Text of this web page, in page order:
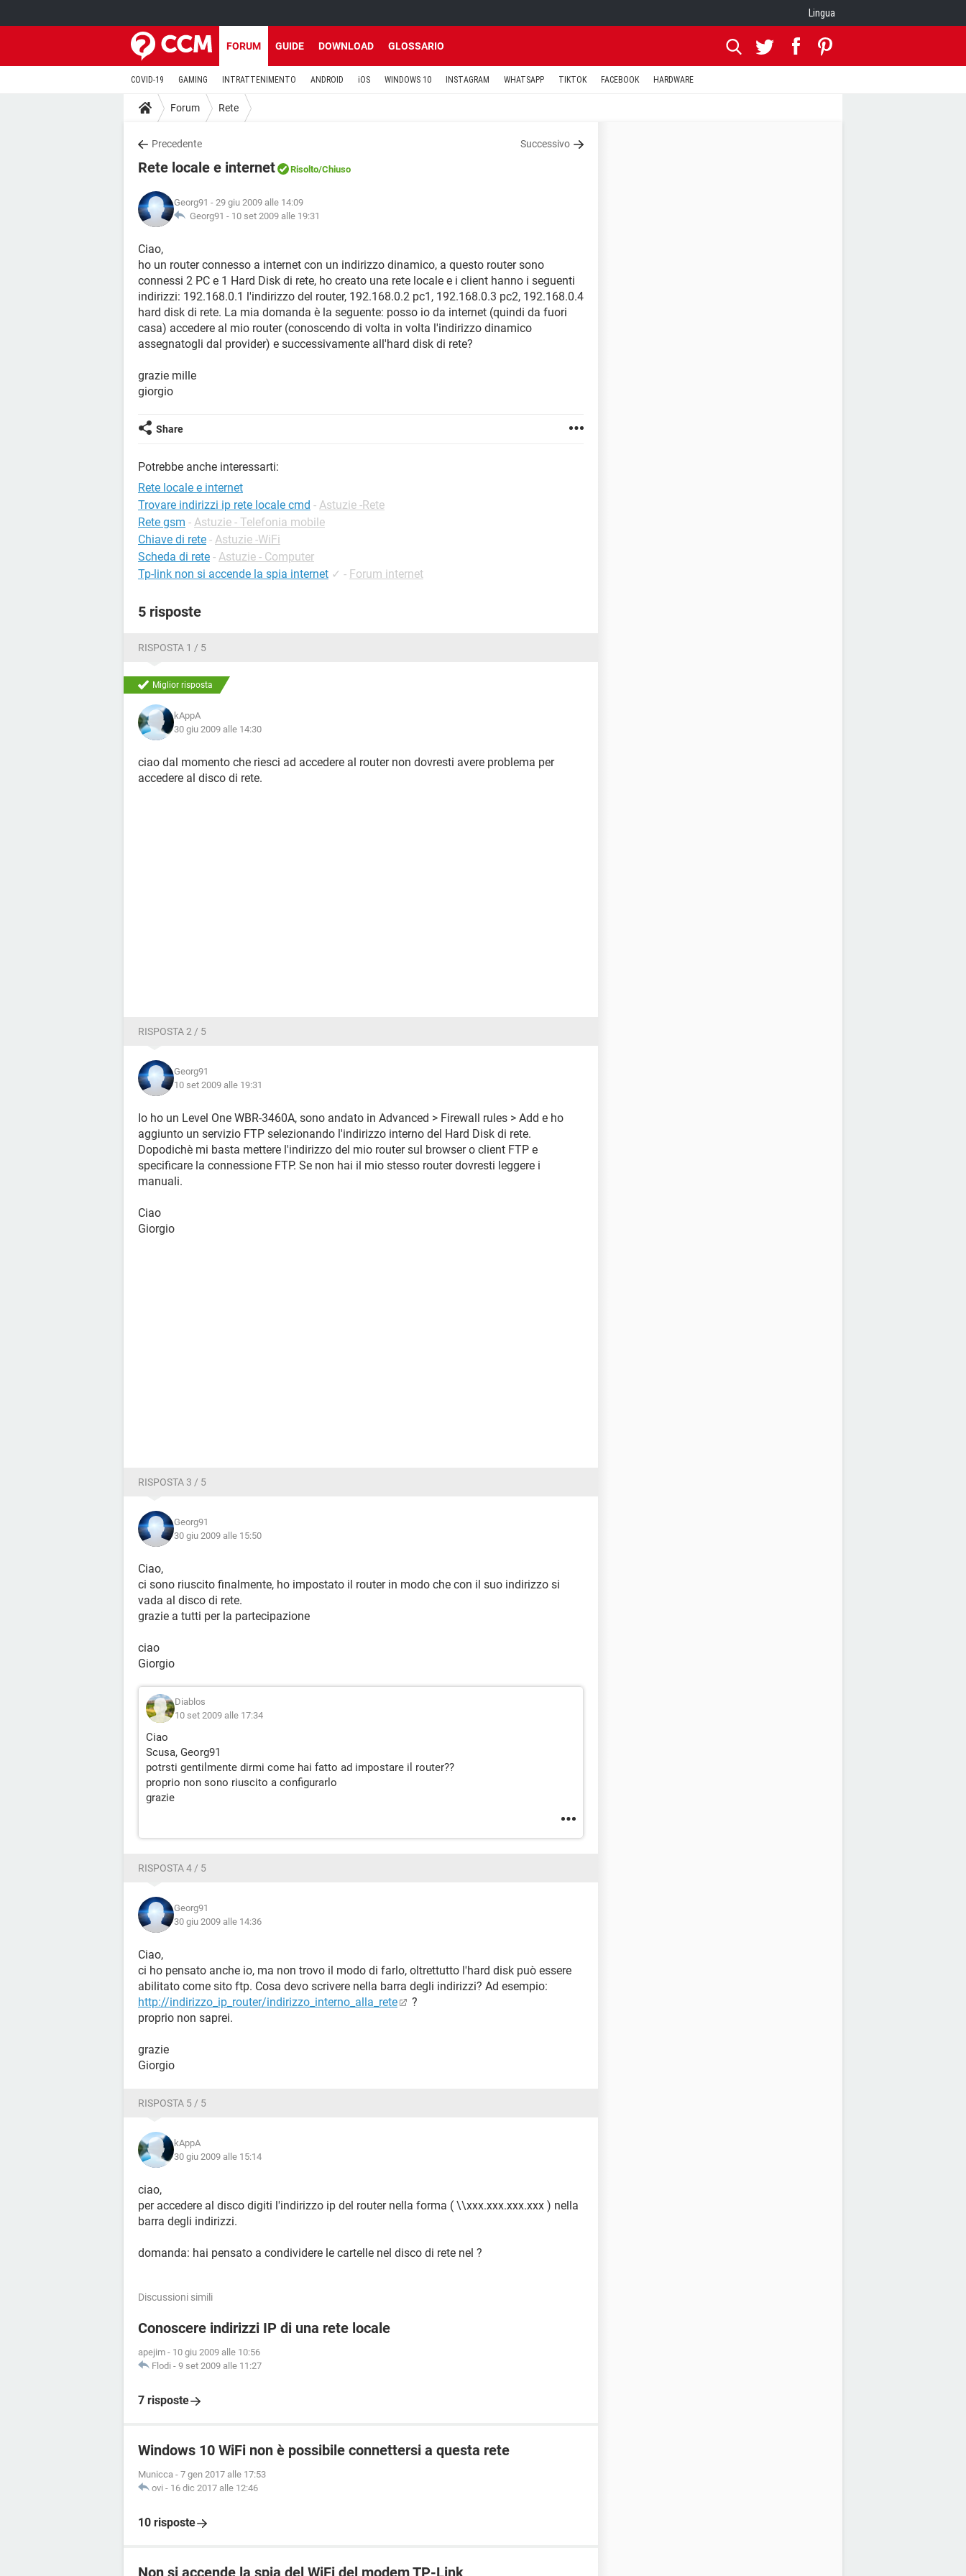
Lingua
FORUM GUIDE DOWNLOAD GLOSSARIO
COVID-19 GAMING INTRATTENIMENTO ANDROID iOS WINDOWS 10 INSTAGRAM WHATSAPP TIKTOK FACEBOOK HARDWARE
Forum Rete
Precedente Successivo
Rete locale e internet Risolto/Chiuso
Georg91 - 29 giu 2009 alle 14:09
Georg91 - 10 set 2009 alle 19:31
Ciao,
ho un router connesso a internet con un indirizzo dinamico, a questo router sono
connessi 2 PC e 1 Hard Disk di rete, ho creato una rete locale e i client hanno i seguenti
indirizzi: 192.168.0.1 l'indirizzo del router, 192.168.0.2 pc1, 192.168.0.3 pc2, 192.168.0.4
hard disk di rete. La mia domanda è la seguente: posso io da internet (quindi da fuori
casa) accedere al mio router (conoscendo di volta in volta l'indirizzo dinamico
assegnatogli dal provider) e successivamente all'hard disk di rete?
grazie mille
giorgio
Share
Potrebbe anche interessarti:
Rete locale e internet
Trovare indirizzi ip rete locale cmd - Astuzie -Rete
Rete gsm - Astuzie - Telefonia mobile
Chiave di rete - Astuzie -WiFi
Scheda di rete - Astuzie - Computer
Tp-link non si accende la spia internet ✓ - Forum internet
5 risposte
RISPOSTA 1 / 5
Miglior risposta
kAppA
30 giu 2009 alle 14:30
ciao dal momento che riesci ad accedere al router non dovresti avere problema per
accedere al disco di rete.
RISPOSTA 2 / 5
Georg91
10 set 2009 alle 19:31
Io ho un Level One WBR-3460A, sono andato in Advanced > Firewall rules > Add e ho
aggiunto un servizio FTP selezionando l'indirizzo interno del Hard Disk di rete.
Dopodichè mi basta mettere l'indirizzo del mio router sul browser o client FTP e
specificare la connessione FTP. Se non hai il mio stesso router dovresti leggere i
manuali.
Ciao
Giorgio
RISPOSTA 3 / 5
Georg91
30 giu 2009 alle 15:50
Ciao,
ci sono riuscito finalmente, ho impostato il router in modo che con il suo indirizzo si
vada al disco di rete.
grazie a tutti per la partecipazione
ciao
Giorgio
Diablos
10 set 2009 alle 17:34
Ciao
Scusa, Georg91
potrsti gentilmente dirmi come hai fatto ad impostare il router??
proprio non sono riuscito a configurarlo
grazie
RISPOSTA 4 / 5
Georg91
30 giu 2009 alle 14:36
Ciao,
ci ho pensato anche io, ma non trovo il modo di farlo, oltrettutto l'hard disk può essere
abilitato come sito ftp. Cosa devo scrivere nella barra degli indirizzi? Ad esempio:
http://indirizzo_ip_router/indirizzo_interno_alla_rete
?
proprio non saprei.
grazie
Giorgio
RISPOSTA 5 / 5
kAppA
30 giu 2009 alle 15:14
ciao,
per accedere al disco digiti l'indirizzo ip del router nella forma ( \\xxx.xxx.xxx.xxx ) nella
barra degli indirizzi.
domanda: hai pensato a condividere le cartelle nel disco di rete nel ?
Discussioni simili
Conoscere indirizzi IP di una rete locale
apejim - 10 giu 2009 alle 10:56
Flodi - 9 set 2009 alle 11:27
7 risposte
Windows 10 WiFi non è possibile connettersi a questa rete
Municca - 7 gen 2017 alle 17:53
ovi - 16 dic 2017 alle 12:46
10 risposte
Non si accende la spia del WiFi del modem TP-Link